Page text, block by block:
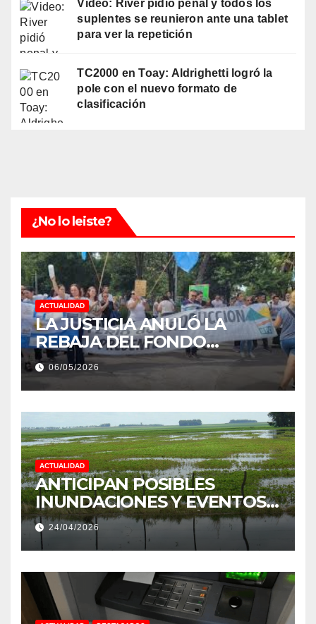
Video: River pidió penal y todos los
suplentes se reunieron ante una tablet
para ver la repetición
TC2000 en Toay: Aldrighetti logró la
pole con el nuevo formato de
clasificación
¿No lo leiste?
ACTUALIDAD
LA JUSTICIA ANULÓ LA
REBAJA DEL FONDO
ESTÍMULO A EMPLEADOS DE
PRODUCCIÓN DE LA
PROVINCIA DEL CHACO
06/05/2026
ACTUALIDAD
ANTICIPAN POSIBLES
INUNDACIONES Y EVENTOS
EXTREMOS: “PODRÍA SER UN
NIÑO MUY IMPORTANTE”
24/04/2026